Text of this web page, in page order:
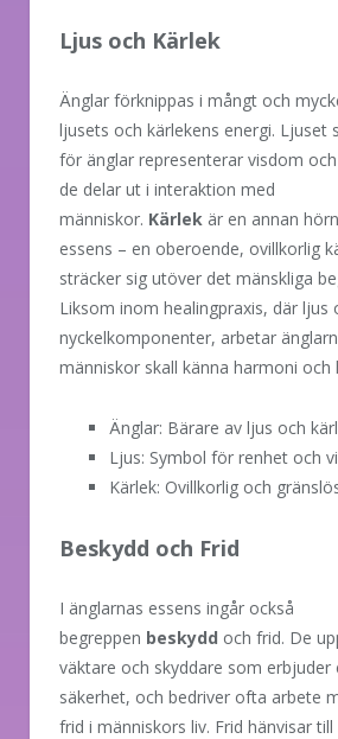
Ljus och Kärlek
Änglar förknippas i mångt och
ljusets och kärlekens energi. Ljuset
för änglar representerar visdom
de delar ut i interaktion med
människor. Kärlek är en annan
essens – en oberoende, ovillkorlig
sträcker sig utöver det mänskliga
Liksom inom healingpraxis, där ljus
nyckelkomponenter, arbetar
människor skall känna harmoni och
Änglar: Bärare av ljus och
Ljus: Symbol för renhet och
Kärlek: Ovillkorlig och
Beskydd och Frid
I änglarnas essens ingår också
begreppen beskydd och frid. De
väktare och skyddare som erbjuder
säkerhet, och bedriver ofta arbete
frid i människors liv. Frid hänvisar